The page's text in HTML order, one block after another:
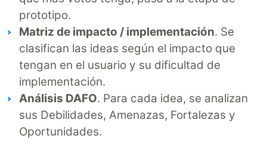
prototipo.
Matriz de impacto / implementación. Se
clasifican las ideas según el impacto que
tengan en el usuario y su dificultad de
implementación.
Análisis DAFO. Para cada idea, se analizan
sus Debilidades, Amenazas, Fortalezas y
Oportunidades.